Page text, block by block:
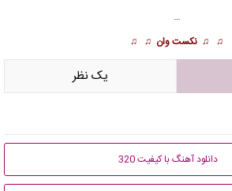
…
♫ ♫ نکست وان ♫ ♫
يک نظر
دانلود آهنگ با کیفیت 320